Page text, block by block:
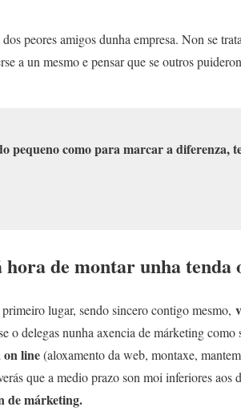
peores amigos dunha empresa. Non se
a un mesmo e pensar que se outros
pequeno como para marcar a
hora de montar unha tenda
lugar, sendo sincero contigo mesmo,
o delegas nunha axencia de márketing como
on line(aloxamento da web, montaxe,
que a medio prazo son moi inferiores aos
de márketing.